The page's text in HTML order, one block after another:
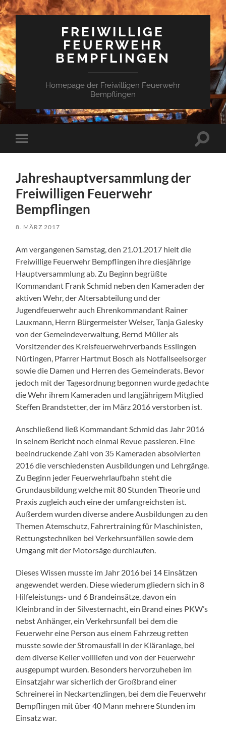
FREIWILLIGE
FEUERWEHR
BEMPFLINGEN
Homepage der Freiwilligen Feuerwehr
Bempflingen
Mobile-
Menü
Jahreshauptversammlung der
Freiwilligen Feuerwehr
Bempflingen
8. MÄRZ 2017
Am vergangenen Samstag, den 21.01.2017 hielt die
Freiwillige Feuerwehr Bempflingen ihre diesjährige
Hauptversammlung ab. Zu Beginn begrüßte
Kommandant Frank Schmid neben den Kameraden der
aktiven Wehr, der Altersabteilung und der
Jugendfeuerwehr auch Ehrenkommandant Rainer
Lauxmann, Herrn Bürgermeister Welser, Tanja Galesky
von der Gemeindeverwaltung, Bernd Müller als
Vorsitzender des Kreisfeuerwehrverbands Esslingen
Nürtingen, Pfarrer Hartmut Bosch als Notfallseelsorger
sowie die Damen und Herren des Gemeinderats. Bevor
jedoch mit der Tagesordnung begonnen wurde gedachte
die Wehr ihrem Kameraden und langjährigem Mitglied
Steffen Brandstetter, der im März 2016 verstorben ist.
Anschließend ließ Kommandant Schmid das Jahr 2016
in seinem Bericht noch einmal Revue passieren. Eine
beeindruckende Zahl von 35 Kameraden absolvierten
2016 die verschiedensten Ausbildungen und Lehrgänge.
Zu Beginn jeder Feuerwehrlaufbahn steht die
Grundausbildung welche mit 80 Stunden Theorie und
Praxis zugleich auch eine der umfangreichsten ist.
Außerdem wurden diverse andere Ausbildungen zu den
Themen Atemschutz, Fahrertraining für Maschinisten,
Rettungstechniken bei Verkehrsunfällen sowie dem
Umgang mit der Motorsäge durchlaufen.
Dieses Wissen musste im Jahr 2016 bei 14 Einsätzen
angewendet werden. Diese wiederum gliedern sich in 8
Hilfeleistungs- und 6 Brandeinsätze, davon ein
Kleinbrand in der Silvesternacht, ein Brand eines PKW’s
nebst Anhänger, ein Verkehrsunfall bei dem die
Feuerwehr eine Person aus einem Fahrzeug retten
musste sowie der Stromausfall in der Kläranlage, bei
dem diverse Keller vollliefen und von der Feuerwehr
ausgepumpt wurden. Besonders hervorzuheben im
Einsatzjahr war sicherlich der Großbrand einer
Schreinerei in Neckartenzlingen, bei dem die Feuerwehr
Bempflingen mit über 40 Mann mehrere Stunden im
Einsatz war.